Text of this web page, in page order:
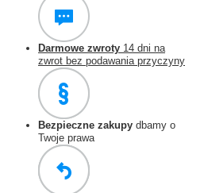
Darmowe zwroty 14 dni na
zwrot bez podawania przyczyny
Bezpieczne zakupy dbamy o
Twoje prawa